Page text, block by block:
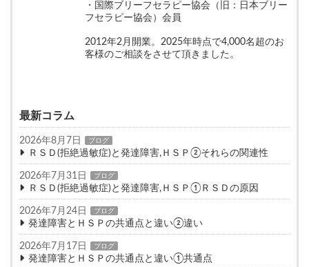
・国際ブリーフセラピー協会（旧：日本ブリー
フセラピー協会）会員
2012年2月開業。2025年時点で4,000名超のお
客様のご相談をさせて頂きました。
最新コラム
2026年8月7日 ブログ
ＲＳＤ(拒絶過敏症)と発達障害,ＨＳＰ②それらの関連性
2026年7月31日 ブログ
ＲＳＤ(拒絶過敏症)と発達障害,ＨＳＰ①ＲＳＤの原因
2026年7月24日 ブログ
発達障害とＨＳＰの共通点と違い②違い
2026年7月17日 ブログ
発達障害とＨＳＰの共通点と違い①共通点